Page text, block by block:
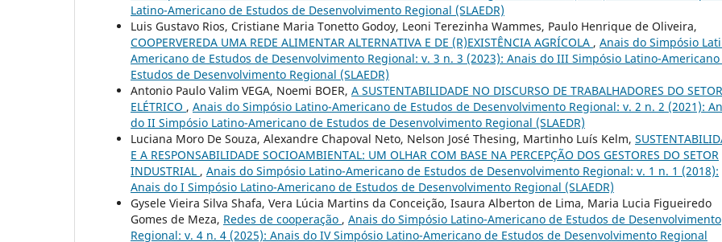
Latino-Americano de Estudos de Desenvolvimento Regional (SLAEDR)
Luis Gustavo Rios, Cristiane Maria Tonetto Godoy, Leoni Terezinha Wammes, Paulo Henrique de Oliveira,
COOPERVEREDA UMA REDE ALIMENTAR ALTERNATIVA E DE (R)EXISTÊNCIA AGRÍCOLA , Anais do Simpósio
Americano de Estudos de Desenvolvimento Regional: v. 3 n. 3 (2023): Anais do III Simpósio Latino-
Estudos de Desenvolvimento Regional (SLAEDR)
Antonio Paulo Valim VEGA, Noemi BOER, A SUSTENTABILIDADE NO DISCURSO DE TRABALHADORES DO SETOR
ELÉTRICO , Anais do Simpósio Latino-Americano de Estudos de Desenvolvimento Regional: v. 2 n. 2 (2021):
do II Simpósio Latino-Americano de Estudos de Desenvolvimento Regional (SLAEDR)
Luciana Moro De Souza, Alexandre Chapoval Neto, Nelson José Thesing, Martinho Luís Kelm,
E A RESPONSABILIDADE SOCIOAMBIENTAL: UM OLHAR COM BASE NA PERCEPÇÃO DOS GESTORES DO SETOR
INDUSTRIAL , Anais do Simpósio Latino-Americano de Estudos de Desenvolvimento Regional: v. 1 n. 1 (2018):
Anais do I Simpósio Latino-Americano de Estudos de Desenvolvimento Regional (SLAEDR)
Gysele Vieira Silva Shafa, Vera Lúcia Martins da Conceição, Isaura Alberton de Lima, Maria Lucia Figueiredo
Gomes de Meza, Redes de cooperação , Anais do Simpósio Latino-Americano de Estudos de Desenvolvimento
Regional: v. 4 n. 4 (2025): Anais do IV Simpósio Latino-Americano de Estudos de Desenvolvimento Regional